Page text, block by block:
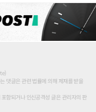
댓글은 관련 법률에 의해 제재를 받을
함되거나 인신공격성 글은 관리자의 판